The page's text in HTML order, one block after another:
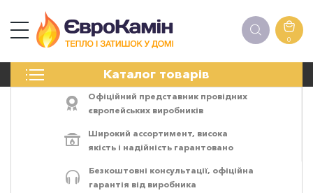
0
Каталог товарів
ПЕЧІ
ЕЛЕКТРОКАМІНИ
АКСЕСУАРИ
Офіційний представник провідних
європейських виробників
Широкий ассортимент, висока
якість і надійність гарантовано
Безкоштовні консультації, офіційна
гарантія від виробника